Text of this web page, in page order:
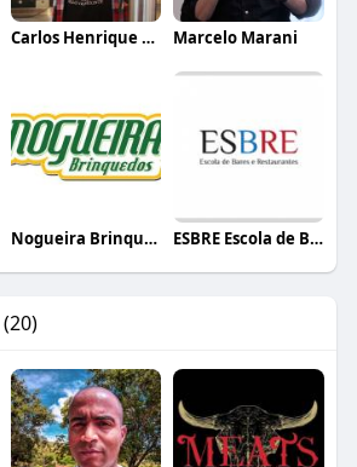
Carlos Henrique de Faria Vasconcelos Marcelo Marani
Nogueira Brinquedos ESBRE Escola de Bares e Restaurantes
(20)